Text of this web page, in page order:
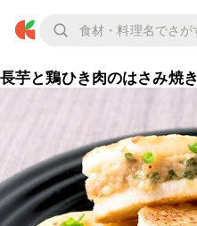
長芋と鶏ひき肉のはさみ焼き